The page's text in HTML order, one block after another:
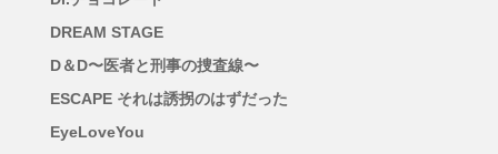
DREAM STAGE
D＆D〜医者と刑事の捜査線〜
ESCAPE それは誘拐のはずだった
EyeLoveYou